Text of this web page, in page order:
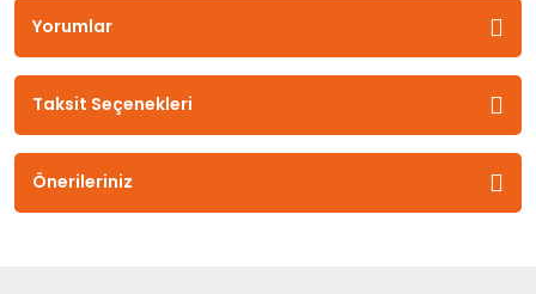
Yorumlar
Taksit Seçenekleri
Önerileriniz